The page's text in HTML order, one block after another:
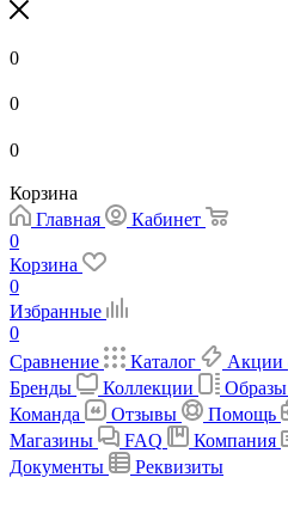
0
0
0
Корзина
Главная
Кабинет
0
Корзина
0
Избранные
0
Сравнение
Каталог Акции
Бренды
Коллекции Образы
Команда
Отзывы Помощь
Магазины
FAQ Компания
Документы
Реквизиты